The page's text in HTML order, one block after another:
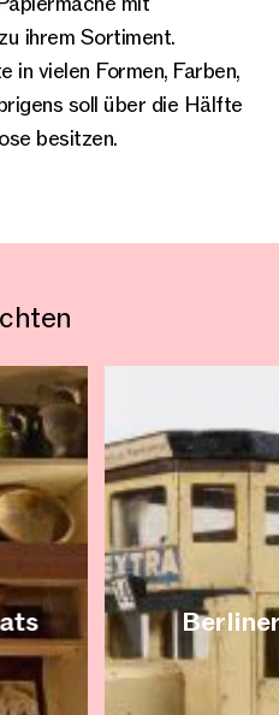
ihrem Sortiment.
in vielen Formen, Farben,
soll über die Hälfte
besitzen.